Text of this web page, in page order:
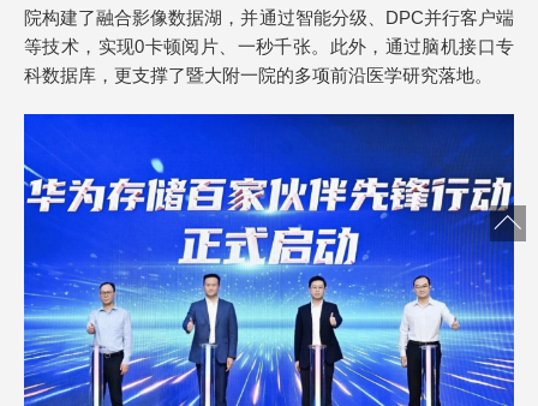
院构建了融合影像数据湖，并通过智能分级、DPC并行客户端
等技术，实现0卡顿阅片、一秒千张。此外，通过脑机接口专
科数据库，更支撑了暨大附一院的多项前沿医学研究落地。